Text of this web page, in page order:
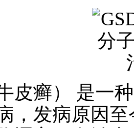
皮癣） 是一
，发病原因